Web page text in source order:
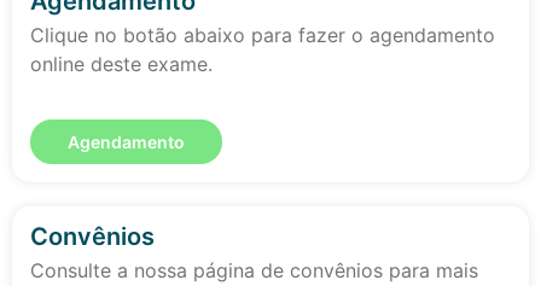
Clique no botão abaixo para fazer o agendamento
online deste exame.
Agendamento
Convênios
Consulte a nossa página de convênios para mais